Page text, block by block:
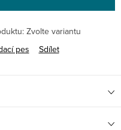
Zvolte variantu
pes Sdílet